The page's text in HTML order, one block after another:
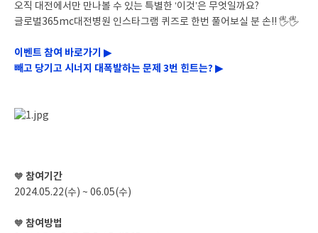
오직 대전에서만 만나볼 수 있는 특별한 ‘이것’은 무엇일까요?
글로벌365mc대전병원 인스타그램 퀴즈로 한번 풀어보실 분 손!! 🖐🖐
이벤트 참여 바로가기 ▶
빼고 당기고 시너지 대폭발하는 문제 3번 힌트는? ▶
🧡 참여기간
2024.05.22(수) ~ 06.05(수)
🧡 참여방법